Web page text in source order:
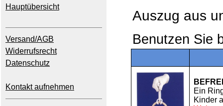
Hauptübersicht
Versand/AGB
Widerrufsrecht
Datenschutz
Kontakt aufnehmen
Auszug aus
Benutzen Sie
Ein
Kinder